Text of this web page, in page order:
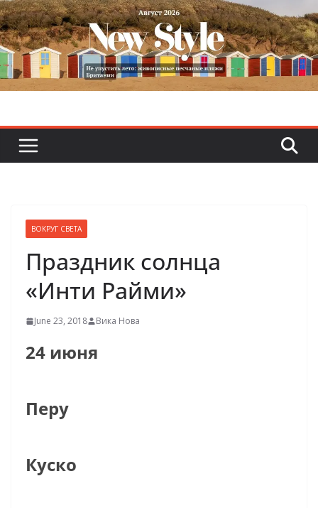
Skip
to
content
ВОКРУГ СВЕТА
Праздник солнца
«Инти Райми»
June 23, 2018 Вика Нова
24 июня
Перу
Куско